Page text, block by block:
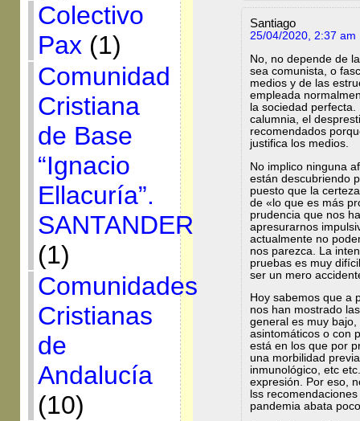
Colectivo
Pax (1)
Comunidad
Cristiana
de Base
“Ignacio
Ellacuría”.
SANTANDER
(1)
Comunidades
Cristianas
de
Andalucía
(10)
Santiago
25/04/2020, 2:37 am
No, no depende de
sea comunista, o
medios y de las
empleada
la sociedad
calumnia, el
recomendados
justifica los medios.
No implico ninguna
están descubriendo
puesto que la
de «lo que es más
prudencia que nos
apresurarnos
actualmente no
nos parezca. La
pruebas es muy
ser un mero
Hoy sabemos que a
nos han mostrado
general es muy
asintomáticos o con
está en los que por
una morbilidad
inmunológico, etc
expresión. Por eso,
lss
pandemia abata